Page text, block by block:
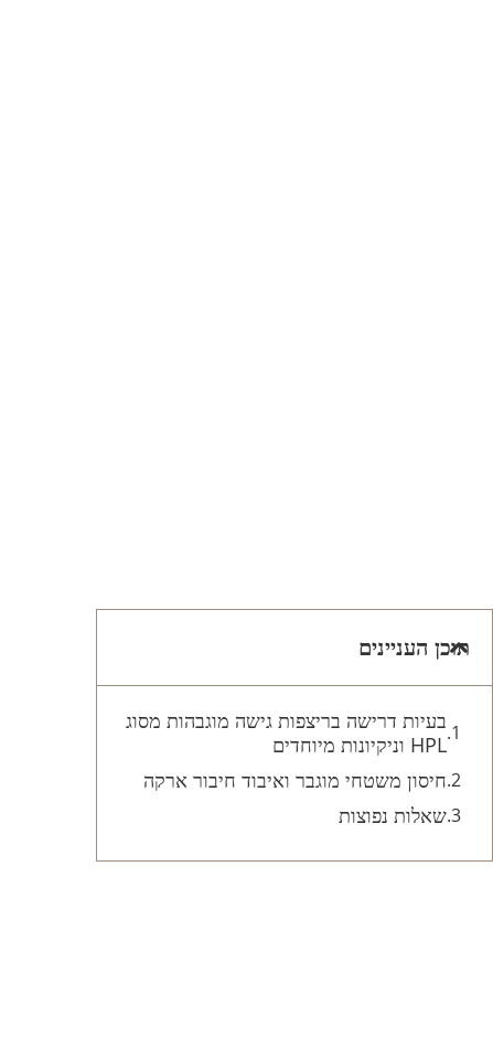
תוכן העניינים
בעיות דרישה בריצפות גישה מוגבהות מסוג
HPL וניקיונות מיוחדים
חיסון משטחי מוגבר ואיבוד חיבור ארקה
שאלות נפוצות